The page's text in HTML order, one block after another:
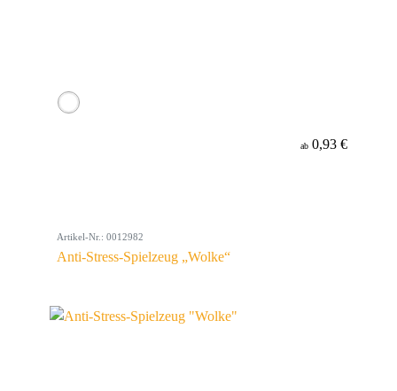
ab 0,93 €
Artikel-Nr.: 0012982
Anti-Stress-Spielzeug „Wolke“